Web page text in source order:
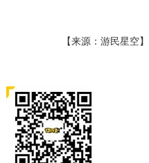
【来源：游民星空】